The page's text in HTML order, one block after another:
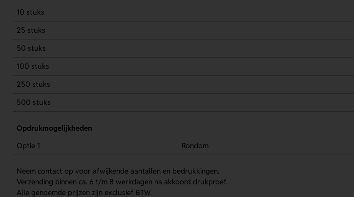
10 stuks
25 stuks
50 stuks
100 stuks
250 stuks
500 stuks
Opdrukmogelijkheden
Optie 1
Rondom
Neem contact op voor afwijkende aantallen en bedrukkingen.
Verzending binnen ca. 6 t/m 8 werkdagen na akkoord drukproef.
Alle genoemde prijzen zijn exclusief BTW.